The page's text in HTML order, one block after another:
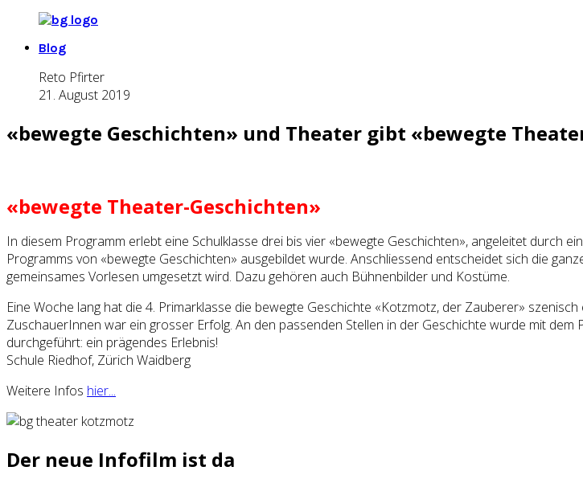
Blog
Reto Pfirter
21. August 2019
«bewegte Geschichten» und Theater gibt «bewegte
«bewegte Theater-Geschichten»
In diesem Programm erlebt eine Schulklasse drei bis vier «bewegte Geschichten», angeleitet durch
Programms von «bewegte Geschichten» ausgebildet wurde. Anschliessend entscheidet sich die
gemeinsames Vorlesen umgesetzt wird. Dazu gehören auch Bühnenbilder und Kostüme.
Eine Woche lang hat die 4. Primarklasse die bewegte Geschichte «Kotzmotz, der Zauberer»
ZuschauerInnen war ein grosser Erfolg. An den passenden Stellen in der Geschichte wurde mit
durchgeführt: ein prägendes Erlebnis!
Schule Riedhof, Zürich Waidberg
Weitere Infos hier...
Der neue Infofilm ist da